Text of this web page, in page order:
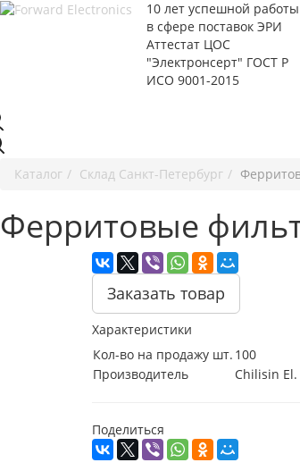
10 лет успешной работы
в сфере поставок ЭРИ
Аттестат ЦОС
"Электронсерт" ГОСТ Р
ИСО 9001-2015
Каталог Cклад Санкт-Петербург
Ферритовые
Заказать товар
Характеристики
Кол-во на продажу шт. 100
Производитель
Chilisin El.
Поделиться